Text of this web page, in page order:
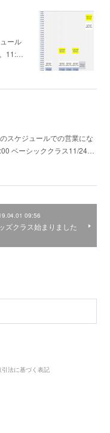
ール
11:…
スケジュールでの営業にな
ベーシッククラス11/24…
09:56
ズクラス始まりました
引法に基づく表記